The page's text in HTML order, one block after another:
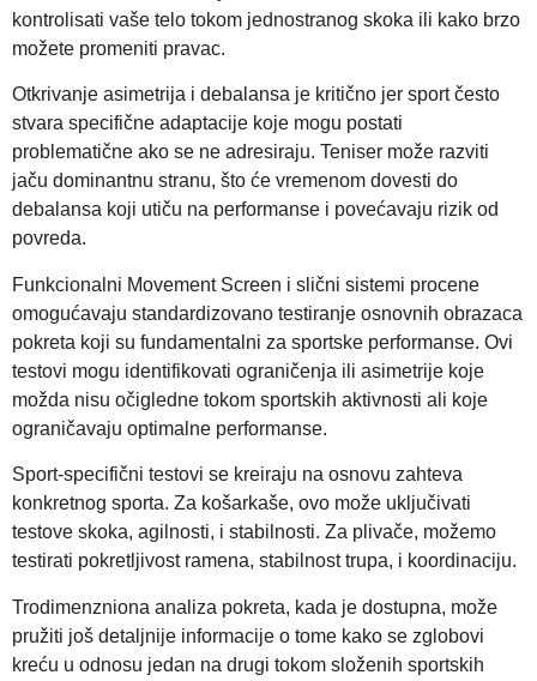
kontrolisati vaše telo tokom jednostranog skoka ili kako brzo
možete promeniti pravac.
Otkrivanje asimetrija i debalansa je kritično jer sport često
stvara specifične adaptacije koje mogu postati
problematične ako se ne adresiraju. Teniser može razviti
jaču dominantnu stranu, što će vremenom dovesti do
debalansa koji utiču na performanse i povećavaju rizik od
povreda.
Funkcionalni Movement Screen i slični sistemi procene
omogućavaju standardizovano testiranje osnovnih obrazaca
pokreta koji su fundamentalni za sportske performanse. Ovi
testovi mogu identifikovati ograničenja ili asimetrije koje
možda nisu očigledne tokom sportskih aktivnosti ali koje
ograničavaju optimalne performanse.
Sport-specifični testovi se kreiraju na osnovu zahteva
konkretnog sporta. Za košarkaše, ovo može uključivati
testove skoka, agilnosti, i stabilnosti. Za plivače, možemo
testirati pokretljivost ramena, stabilnost trupa, i koordinaciju.
Trodimenzniona analiza pokreta, kada je dostupna, može
pružiti još detaljnije informacije o tome kako se zglobovi
kreću u odnosu jedan na drugi tokom složenih sportskih